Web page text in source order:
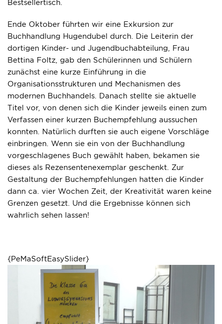
Bestsellertisch.
Ende Oktober führten wir eine Exkursion zur
Buchhandlung Hugendubel durch. Die Leiterin der
dortigen Kinder- und Jugendbuchabteilung, Frau
Bettina Foltz, gab den Schülerinnen und Schülern
zunächst eine kurze Einführung in die
Organisationsstrukturen und Mechanismen des
modernen Buchhandels. Danach stellte sie aktuelle
Titel vor, von denen sich die Kinder jeweils einen zum
Verfassen einer kurzen Buchempfehlung aussuchen
konnten. Natürlich durften sie auch eigene Vorschläge
einbringen. Wenn sie ein von der Buchhandlung
vorgeschlagenes Buch gewählt haben, bekamen sie
dieses als Rezensentenexemplar geschenkt. Zur
Gestaltung der Buchempfehlungen hatten die Kinder
dann ca. vier Wochen Zeit, der Kreativität waren keine
Grenzen gesetzt. Und die Ergebnisse können sich
wahrlich sehen lassen!
{PeMaSoftEasySlider}